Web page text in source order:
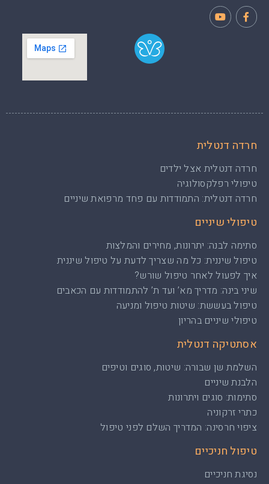
טיפול חניכיים
נסיגת חניכיים
אסתטיקה דנטלית
השלמת שן שבורה: שיטות, סוגים וטיפים
הלבנת שיניים
סתימות: סוגים ויתרונות
כתרי זרקוניה
ציפוי חרסינה: המדריך השלם לפני טיפול
טיפולי שיניים
סתימה לבנה: יתרונות, מחירים והמלצות
טיפול שיננית: כל מה שצריך לדעת על טיפול שיננית
איך לפעול לאחר טיפול שורש?
שיני בינה: מדריך מא’ ועד ת’ להתמודדות עם הכאבים
טיפול בעששת: שיטות טיפול ומניעה
טיפולי שיניים בהריון
חרדה דנטלית
חרדה דנטלית אצל ילדים
טיפולי רפלקסולוגיה
חרדה דנטלית: התמודדות עם פחד מרפואת שיניים